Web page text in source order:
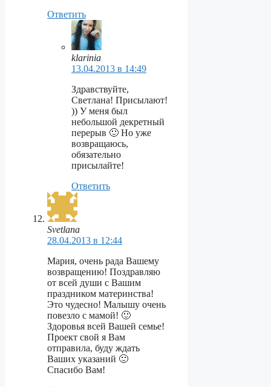
Ответить
klarinia
13.04.2013 в 14:49
Здравствуйте,
Светлана! Присылают!
)) У меня был
небольшой декретный
перерыв 🙂 Но уже
возвращаюсь,
обязательно
присылайте!
Ответить
Svetlana
28.04.2013 в 12:44
Мария, очень рада Вашему
возвращению! Поздравляю
от всей души с Вашим
праздником материнства!
Это чудесно! Малышу очень
повезло с мамой! 🙂
Здоровья всей Вашей семье!
Проект свой я Вам
отправила, буду ждать
Ваших указаний 🙂
Спасибо Вам!